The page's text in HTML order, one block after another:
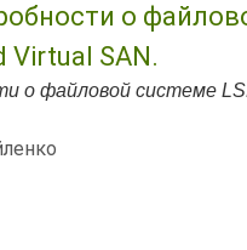
о
Virtual SAN.
о файловой системе